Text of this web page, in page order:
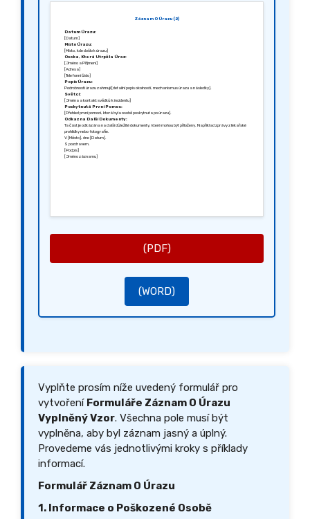
Záznam O Úrazu (2)
Datum Úrazu:
[Datum]
Místo Úrazu:
[Místo, kde došlo k úrazu]
Osoba, Která Utrpěla Úraz:
[Jméno a Příjmení]
[Adresa]
[Telefonní číslo]
Popis Úrazu:
Podrobnosti úrazu zahrnují [detailní popis okolností, mechanismus úrazu a následky].
Světci:
[Jména a kontakt svědků k incidentu]
Poskytnutá První Pomoc:
[Přehled první pomoci, která byla osobě poskytnuta po úrazu].
Odkaz na Další Dokumenty:
Ta část je odkázána na další důležité dokumenty, které mohou být přiloženy. Například zprávy z lékařské
prohlídky nebo fotografie.
V [Město], dne [Datum].
S pozdravem,
[Podpis]
[Jméno záznamu]
(PDF)
(WORD)
Vyplňte prosím níže uvedený formulář pro
vytvoření Formuláře Záznam O Úrazu
Vyplněný Vzor. Všechna pole musí být
vyplněna, aby byl záznam jasný a úplný.
Provedeme vás jednotlivými kroky s příklady
informací.
Formulář Záznam O Úrazu
1. Informace o Poškozené Osobě